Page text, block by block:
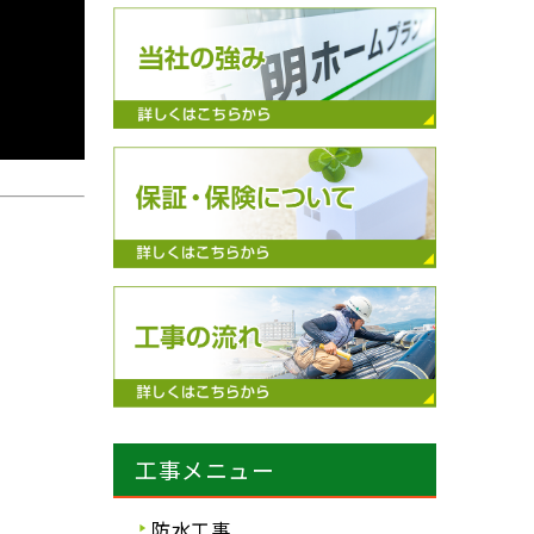
工事メニュー